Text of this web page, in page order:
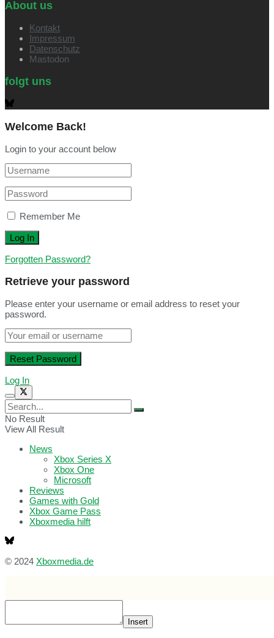
About us
Kontakt
Impressum
Datenschutz
Mastodon
folgt uns
Welcome Back!
Login to your account below
Remember Me
Forgotten Password?
Retrieve your password
Please enter your username or email address to reset your
password.
Log In
No Result
View All Result
News
Xbox Series X
Xbox One
Microsoft
Reviews
Games with Gold
Xbox Game Pass
Xboxmedia hilft
© 2024 Xboxmedia.de
Insert